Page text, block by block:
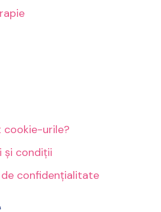
cookie-urile?
și condiții
confidențialitate